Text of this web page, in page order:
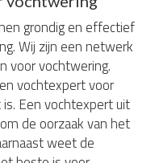
grondig en effectief
Wij zijn een netwerk
voor vochtwering.
vochtexpert voor
Een vochtexpert uit
de oorzaak van het
weet de